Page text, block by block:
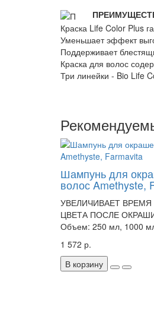
Краска Life Color Plus
Уменьшает эффект
Поддерживает
Краска для волос
Три линейки - Bio Life
Шампунь для
волос Amethyste,
УВЕЛИЧИВАЕТ
ЦВЕТА ПОСЛЕ
Объем: 250 мл, 1000
1 572 р.
В корзину